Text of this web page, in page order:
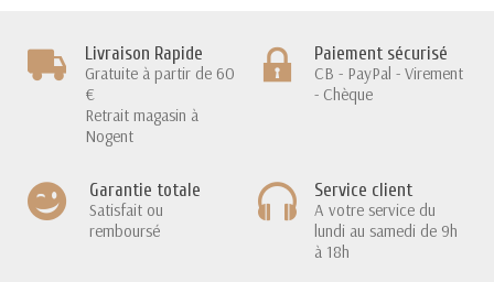
Livraison Rapide
Gratuite à partir de 60
€
Retrait magasin à
Nogent
Paiement sécurisé
CB - PayPal - Virement
- Chèque
Garantie totale
Satisfait ou
remboursé
Service client
A votre service du
lundi au samedi de 9h
à 18h